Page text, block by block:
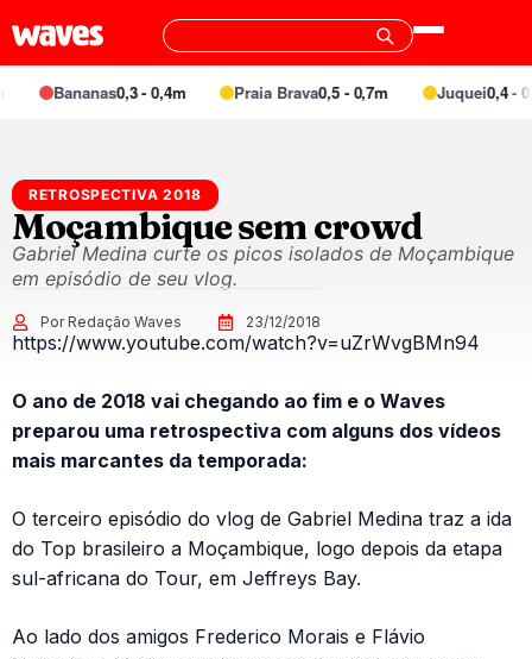
Bananas0,3 - 0,4m Praia Brava0,5 - 0,7m Juquei0,4 -
RETROSPECTIVA 2018
Moçambique sem crowd
Gabriel Medina curte os picos isolados de Moçambique
em episódio de seu vlog.
Por Redação Waves 23/12/2018
https://www.youtube.com/watch?v=uZrWvgBMn94
O ano de 2018 vai chegando ao fim e o Waves
preparou uma retrospectiva com alguns dos vídeos
mais marcantes da temporada:
O terceiro episódio do vlog de Gabriel Medina traz a ida
do Top brasileiro a Moçambique, logo depois da etapa
sul-africana do Tour, em Jeffreys Bay.
Ao lado dos amigos Frederico Morais e Flávio